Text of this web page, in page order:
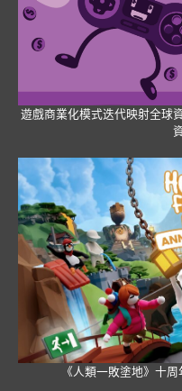
遊戲商業化模式迭代映射全球
《人類一敗塗地》十